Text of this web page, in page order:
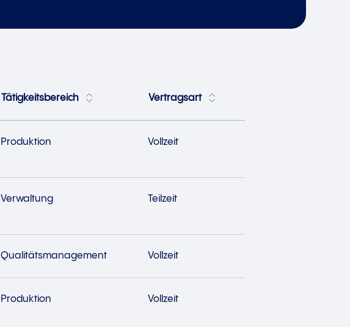
Tätigkeitsbereich Vertragsart
Produktion Vollzeit
Verwaltung Teilzeit
Qualitätsmanagement Vollzeit
Produktion Vollzeit